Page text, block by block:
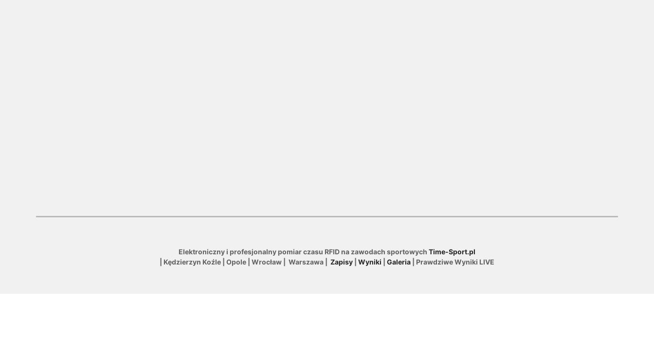
Elektroniczny i profesjonalny pomiar czasu RFID na zawodach sportowych Time-Sport.pl
| Kędzierzyn Koźle | Opole | Wrocław | Warszawa | Zapisy Wyniki Galeria | Prawdziwe Wyniki LIVE